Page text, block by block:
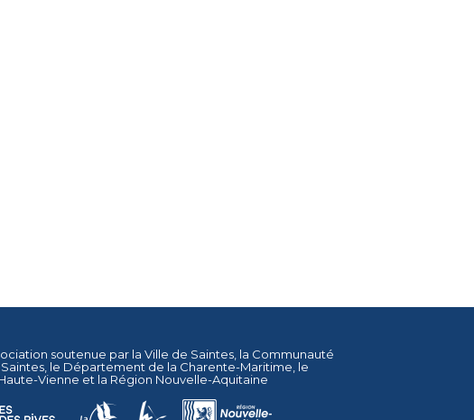
soutenue par la Ville de Saintes , la Communauté
, le Département de la Charente-Maritime , le
Vienne et la Région Nouvelle-Aquitaine